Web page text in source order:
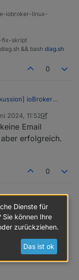
iobroker-linux-
fix-skript
&& bash diag.sh
0
ioBroker
die Tickets? Nach
bezahlt.
2024, 11:52
carsten046. März
Email
erfolgreich.
0
war aber
warten?
Juni 2024, 11:53
von
Ordner
Dienste für
Sie können Ihre
zurückziehen.
Das ist ok